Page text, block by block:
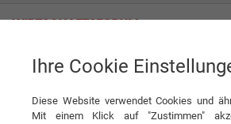
Assmann Beraten + Planen GmbH
Ihre Cookie
Diese Website verwendet Cookies und
Mit einem Klick auf "Zustimmen"